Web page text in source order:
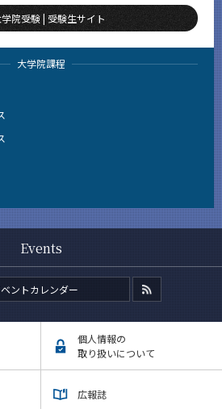
院受験 | 受験生サイト
大学院課程
Events
ントカレンダー
個人情報の
取り扱いについて
広報誌